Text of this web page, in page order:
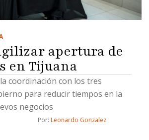
apertura de
en Tijuana
coordinación con los tres
para reducir tiempos en la
negocios
Por: Leonardo Gonzalez